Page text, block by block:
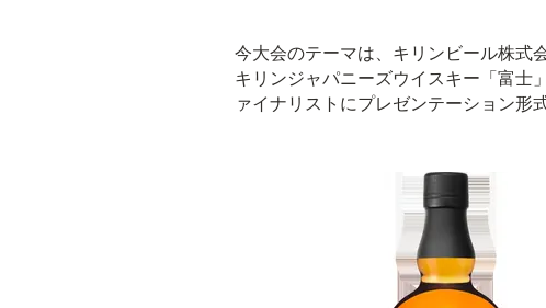
今大会のテーマは、キリンビール株式
キリンジャパニーズウイスキー「富士
ァイナリストにプレゼンテーション形